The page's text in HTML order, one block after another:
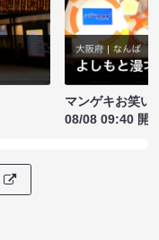
マンゲキお笑い
08/08 09:40 開